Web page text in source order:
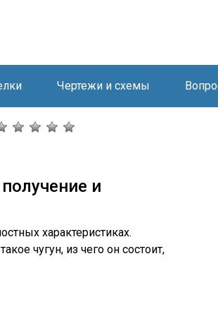
Чертежи и схемы
и
характеристиках.
чугун, из чего он состоит,